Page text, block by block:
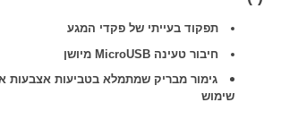
תפקוד בעייתי של פקדי המגע
חיבור טעינה MicroUSB מיושן
גימור מבריק שמתמלא בטביעות אצבעות
שימוש